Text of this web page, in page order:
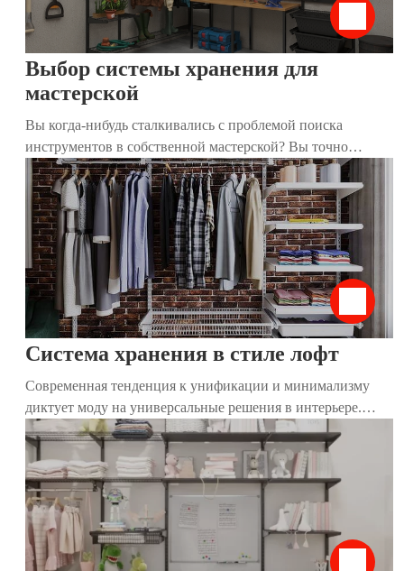
Выбор системы хранения для
мастерской
Вы когда-нибудь сталкивались с проблемой поиска
инструментов в собственной мастерской? Вы точно
знаете, что они есть, но найти их практически нереально?
Мы расскажем, как организовать пространство, чтобы все
лежало на своих местах и было под рукой.
Система хранения в стиле лофт
Современная тенденция к унификации и минимализму
диктует моду на универсальные решения в интерьере.
Традиционные привычные шкафы постепенно утрачивают
актуальность, и на их место приходят более комфортные и
стильные системы хранения. Такие конструкции удобны
для размещения даже в небольшом пространстве. Они
решают сразу несколько важных задач: экономят место,
устраняют надоевший беспорядок, а также задают тон и
преображают дизайн помещения. Стильный и